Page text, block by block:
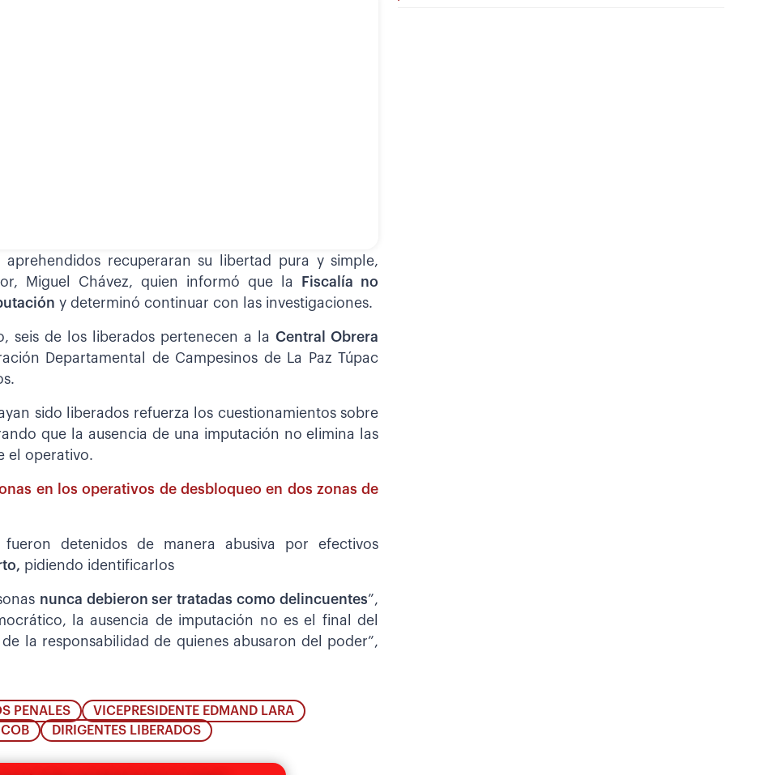
recuperaran su libertad pura y simple,
Miguel Chávez, quien informó que la
Fiscalía no
y determinó continuar con las investigaciones.
seis de los liberados pertenecen a laCentral Obrera
Departamental de Campesinos de La Paz Túpac
sido liberados refuerza los cuestionamientos sobre
que la ausencia de una imputación no elimina las
el operativo.
en los operativos de desbloqueo en dos zonas de
detenidos de manera abusiva por efectivos
pidiendo identificarlos
nunca debieron ser tratadas como delincuentes”,
la ausencia de imputación no es el final del
la responsabilidad de quienes abusaron del poder”,
PENALES
VICEPRESIDENTE EDMAND LARA
COB
DIRIGENTES LIBERADOS